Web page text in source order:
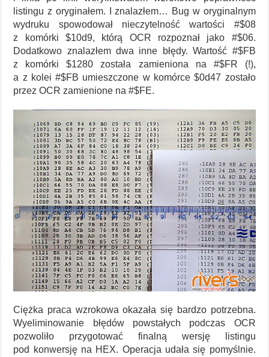
listingu z oryginałem. I znalazłem… Bug w oryginalnym
wydruku spowodował nieczytelność wartości #$08
z komórki $10d9, którą OCR rozpoznał jako #$06.
Dodatkowo znalazłem dwa inne błędy. Wartość #$FB
z komórki $1280 została zamieniona na #$FR (!),
a z kolei #$FB umieszczone w komórce $0d47 zostało
przez OCR zamienione na #$FE.
Ciężka praca wzrokowa okazała się bardzo potrzebna.
Wyeliminowanie błędów powstałych podczas OCR
pozwoliło przygotować finalną wersję listingu
pod konwersję na HEX. Operacja udała się pomyślnie.